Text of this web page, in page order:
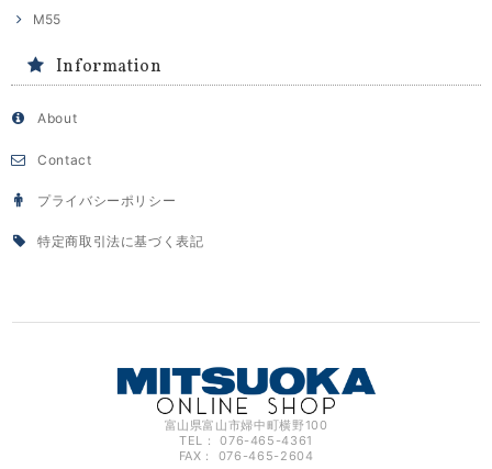
M55
Information
About
Contact
プライバシーポリシー
特定商取引法に基づく表記
富山県富山市婦中町横野100
TEL： 076-465-4361
FAX： 076-465-2604